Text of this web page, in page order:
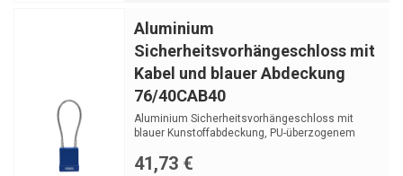
Aluminium
Sicherheitsvorhängeschloss mit
Kabel und blauer Abdeckung
76/40CAB40
Aluminium Sicherheitsvorhängeschloss mit
blauer Kunstoffabdeckung, PU-überzogenem
41,73 €